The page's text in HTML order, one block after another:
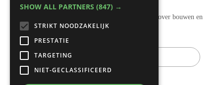
Ontvang onze wekelijkse updates vol nuttige tips over bouwen en
verbouwen.
E-
mail
SHOW ALL PARTNERS (847) →
STRIKT NOODZAKELIJK
PRESTATIE
TARGETING
NIET-GECLASSIFICEERD